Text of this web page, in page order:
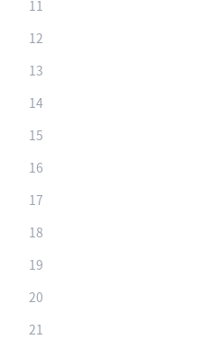
11
12
13
14
15
16
17
18
19
20
21